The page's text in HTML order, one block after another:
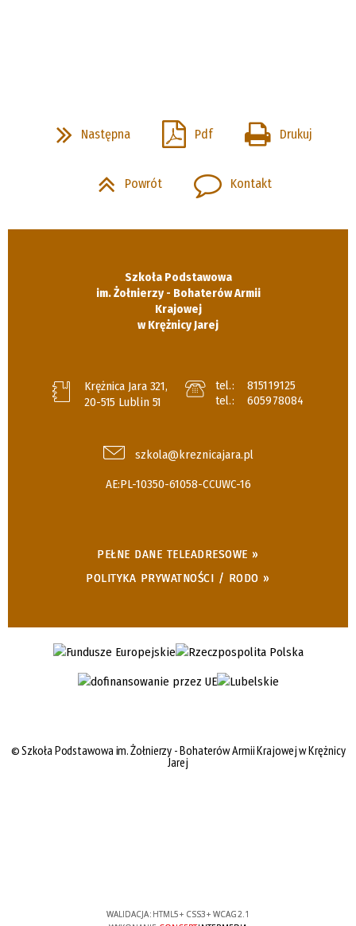
Następna Pdf Drukuj
Powrót Kontakt
Szkoła Podstawowa
im. Żołnierzy - Bohaterów Armii
Krajowej
w Krężnicy Jarej
Krężnica Jara 321,
20-515 Lublin 51
tel.:
815119125
tel.:
605978084
szkola@kreznicajara.pl
AE:PL-10350-61058-CCUWC-16
PEŁNE DANE TELEADRESOWE »
POLITYKA PRYWATNOŚCI / RODO »
©Szkoła Podstawowa im. Żołnierzy - Bohaterów Armii Krajowej w Krężnicy
Jarej
WALIDACJA: HTML5+ CSS3+ WCAG 2.1